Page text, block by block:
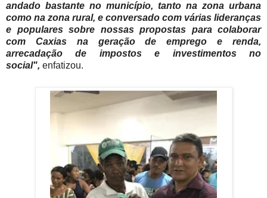
andado bastante no município, tanto na zona urbana
como na zona rural, e conversado com várias lideranças
e populares sobre nossas propostas para colaborar
com Caxias na geração de emprego e renda,
arrecadação de impostos e investimentos no
social", enfatizou.